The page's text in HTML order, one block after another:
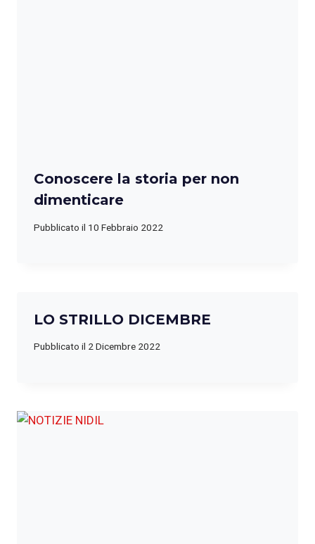
Conoscere la storia per non
dimenticare
Pubblicato il 10 Febbraio 2022
LO STRILLO DICEMBRE
Pubblicato il 2 Dicembre 2022